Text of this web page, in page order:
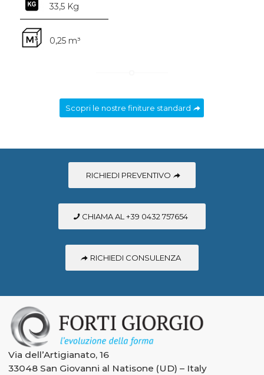
33,5 Kg
0,25 m³
Scopri le nostre finiture standard
RICHIEDI PREVENTIVO
CHIAMA AL +39 0432 757654
RICHIEDI CONSULENZA
Via dell’Artigianato, 16
33048 San Giovanni al Natisone (UD) – Italy